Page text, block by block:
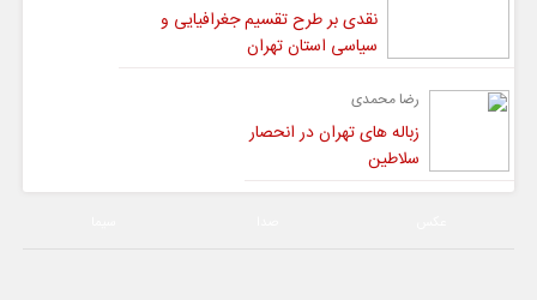
نقدی بر طرح تقسیم جغرافیایی و
سیاسی استان تهران
رضا محمدی
زباله های تهران در انحصار
سلاطین